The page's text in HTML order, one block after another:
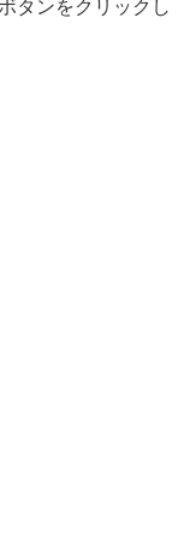
タンをクリックし